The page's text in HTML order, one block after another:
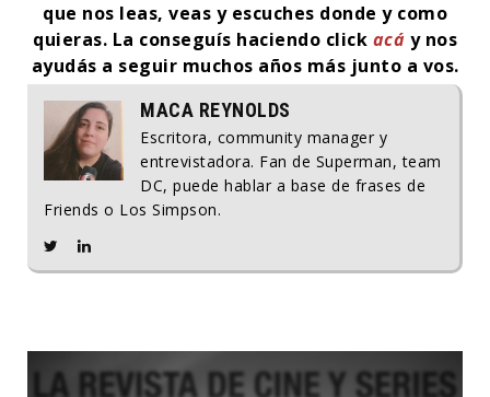
que nos leas, veas y escuches donde y como
quieras. La conseguís haciendo click acá y nos
ayudás a seguir muchos años más junto a vos.
MACA REYNOLDS
Escritora, community manager y
entrevistadora. Fan de Superman, team
DC, puede hablar a base de frases de
Friends o Los Simpson.